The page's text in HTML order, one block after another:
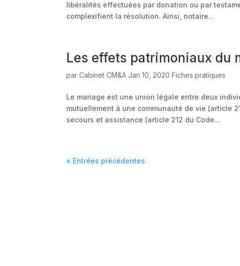
libéralités effectuées par donation ou par
complexifient la résolution. Ainsi, notaire...
Les effets patrimoniaux du
parCabinet CM&A Jan 10, 2020 Fiches pratiques
Le mariage est une union légale entre deux
mutuellement à une communauté de vie (article
secours et assistance (article 212 du Code...
« Entrées précédentes